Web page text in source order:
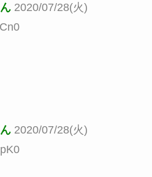
2020/07/28(火)
2020/07/28(火)